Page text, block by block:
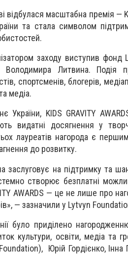
масштабна премія —
та стала символом
заходу виступив фонд
Литвина. Подія
спортсменів, блогерів,
медіа.
України, KIDS GRAVITY
видатні досягнення у
лауреатів нагорода є
до розвитку.
на підтримку та
створює безплатні
AWARDS — це не лише про
— зазначили у Lytvyn
було приділено
культури, освіти, медіа та
Юрій Гордієнко,